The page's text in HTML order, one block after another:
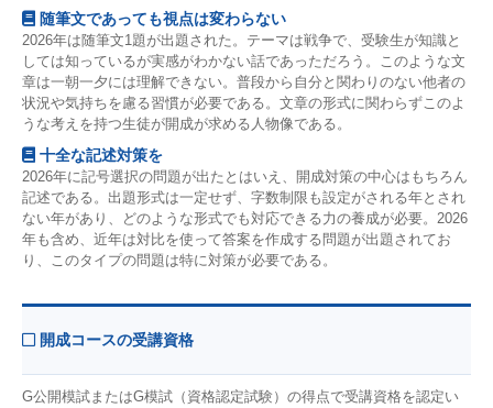
随筆文であっても視点は変わらない
2026年は随筆文1題が出題された。テーマは戦争で、受験生が知識と
しては知っているが実感がわかない話であっただろう。このような文
章は一朝一夕には理解できない。普段から自分と関わりのない他者の
状況や気持ちを慮る習慣が必要である。文章の形式に関わらずこのよ
うな考えを持つ生徒が開成が求める人物像である。
十全な記述対策を
2026年に記号選択の問題が出たとはいえ、開成対策の中心はもちろん
記述である。出題形式は一定せず、字数制限も設定がされる年とされ
ない年があり、どのような形式でも対応できる力の養成が必要。2026
年も含め、近年は対比を使って答案を作成する問題が出題されてお
り、このタイプの問題は特に対策が必要である。
開成コースの受講資格
G公開模試またはG模試（資格認定試験）の得点で受講資格を認定い